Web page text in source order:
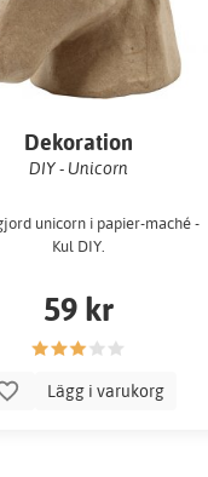
Dekoration
DIY - Unicorn
unicorn i papier-maché -
Kul DIY.
59 kr
Lägg i varukorg